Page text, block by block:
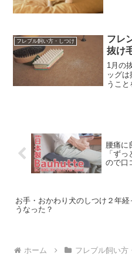
ほん
フレブル飼い方・しつけ
フレ
抜け
1月の
ッグ
うこと
腰痛に
「ず
ので口
お手・おかわり犬のしつけ２年経
うなった？
ホーム フレブル飼い方